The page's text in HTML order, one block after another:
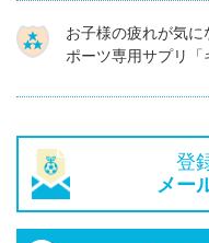
お子様の疲れが気
ポーツ専用サプリ「
登
メー